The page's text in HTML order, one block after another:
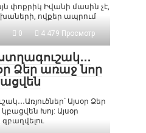
փոքրիկ Իվանի մասին չէ,
ովքեր ապրում
0 4 479 Просмотр
Ձեր առաջ նոր
Այսօր Ձեր
Խոյ: Այսօր